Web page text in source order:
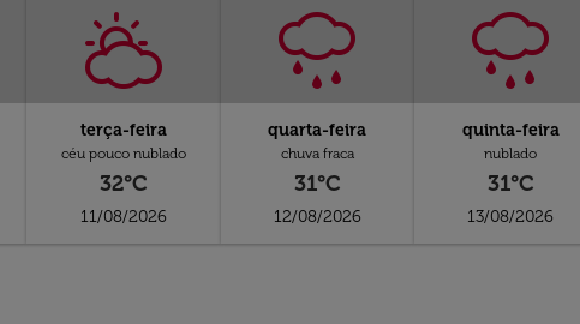
terça-feira
céu pouco nublado
32°C
11/08/2026
quarta-feira
chuva fraca
31°C
12/08/2026
quinta-feira
nublado
31°C
13/08/2026